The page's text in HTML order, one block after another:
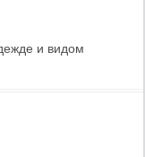
и видом